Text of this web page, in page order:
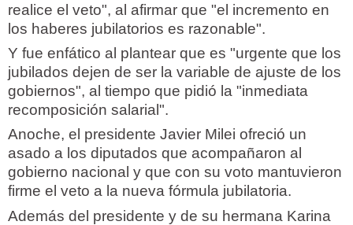
realice el veto", al afirmar que "el incremento en
los haberes jubilatorios es razonable".
Y fue enfático al plantear que es "urgente que los
jubilados dejen de ser la variable de ajuste de los
gobiernos", al tiempo que pidió la "inmediata
recomposición salarial".
Anoche, el presidente Javier Milei ofreció un
asado a los diputados que acompañaron al
gobierno nacional y que con su voto mantuvieron
firme el veto a la nueva fórmula jubilatoria.
Además del presidente y de su hermana Karina